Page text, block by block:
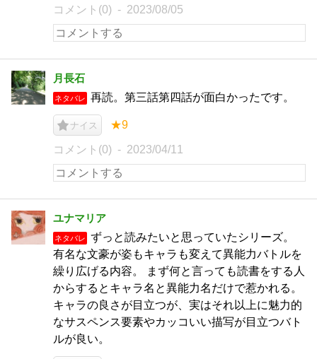
コメント(0) 2023/08/05
月長石
ネタバレ 再読。第三話第四話が面白かったです。
ナイス ★9
コメント(0) 2023/04/11
ユナマリア
ネタバレ
ずっと読みたいと思っていたシリーズ。
有名な文豪が姿もキャラも変えて異能力バトルを
繰り広げる内容。 まず何と言っても読書をする人
からするとキャラ名と異能力名だけで惹かれる。
キャラの良さが目立つが、実はそれ以上に魅力的
なサスペンス要素やカッコいい描写が目立つバト
ルが良い。